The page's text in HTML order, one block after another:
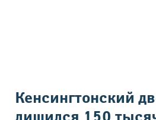
Вы здесь
Кенсингтонский